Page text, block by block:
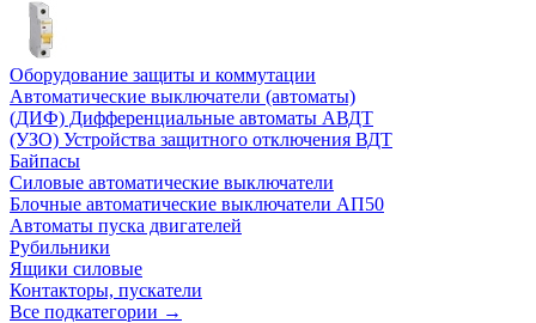
Оборудование защиты и коммутации
Автоматические выключатели (автоматы)
(ДИФ) Дифференциальные автоматы АВДТ
(УЗО) Устройства защитного отключения ВДТ
Байпасы
Силовые автоматические выключатели
Блочные автоматические выключатели АП50
Автоматы пуска двигателей
Рубильники
Ящики силовые
Контакторы, пускатели
Все подкатегории →